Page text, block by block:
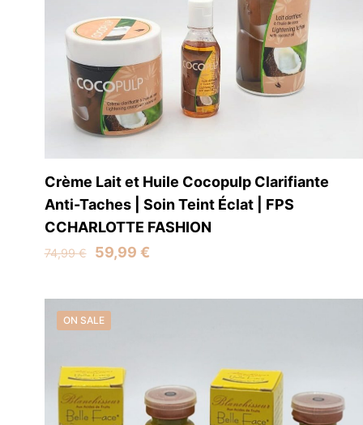
Crème Lait et Huile Cocopulp Clarifiante
Anti-Taches | Soin Teint Éclat | FPS
CCHARLOTTE FASHION
74,99€
Original
was:
74,99 €.
59,99 €Current
is:
ON SALE
Contactez-nous Liens